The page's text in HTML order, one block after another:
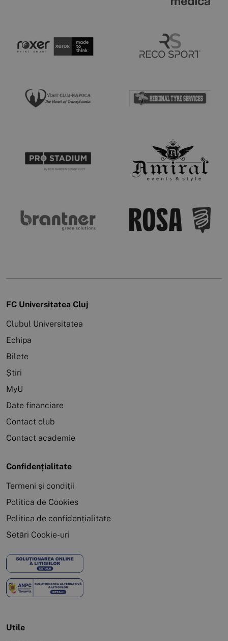
FC Universitatea Cluj
Clubul Universitatea
Echipa
Bilete
Știri
MyU
Date financiare
Contact club
Contact academie
Confidențialitate
Termeni și condiții
Politica de Cookies
Politica de confidențialitate
Setări Cookie-uri
Utile